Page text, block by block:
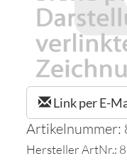
Link per E-
Hersteller ArtNr.: